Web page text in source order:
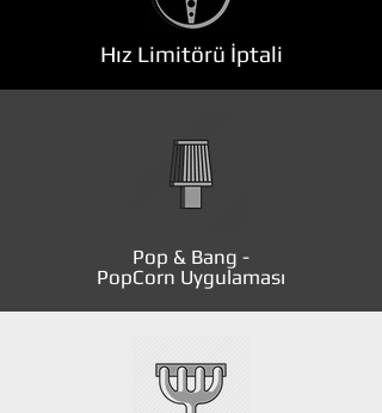
Hız Limitörü İptali
Pop & Bang -
PopCorn Uygulaması